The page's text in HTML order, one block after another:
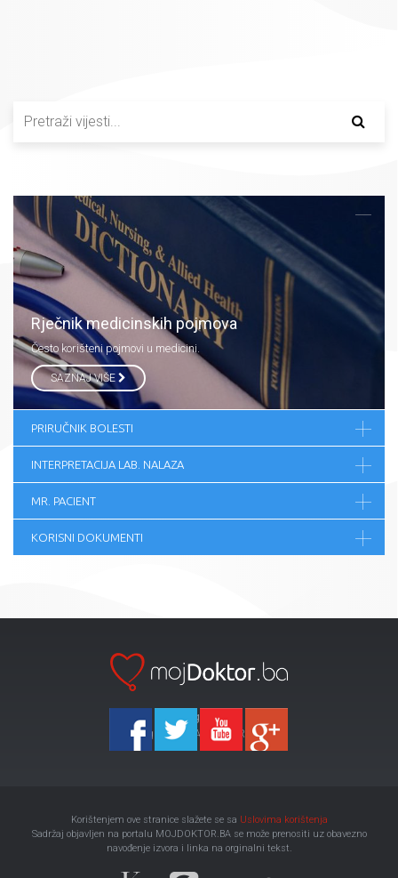
Rječnik medicinskih pojmova
Često korišteni pojmovi u medicini.
SAZNAJ VIŠE
PRIRUČNIK BOLESTI
INTERPRETACIJA LAB. NALAZA
MR. PACIENT
KORISNI DOKUMENTI
Ka-Agencija
Copyright 2026 All Right Reserved
Korištenjem ove stranice slažete se sa Uslovima korištenja
Sadržaj objavljen na portalu MOJDOKTOR.BA se može prenositi uz obavezno
navođenje izvora i linka na orginalni tekst.